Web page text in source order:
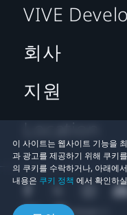
이 사이트는 웹사이트 기능을
과 광고를 제공하기 위해 쿠키
의 쿠키를 수락하거나, 아래에
내용은 쿠키 정책 에서 확인하
VIVE
회사
지원
Location